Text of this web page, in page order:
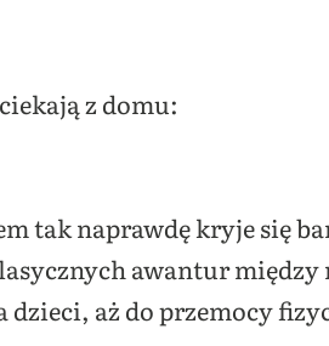
z domu:
tak naprawdę kryje się
awantur
aż do przemocy